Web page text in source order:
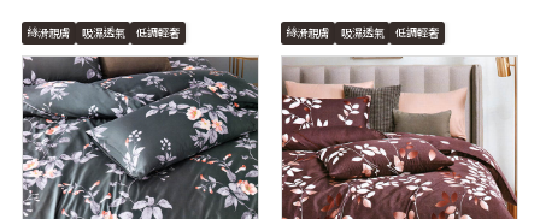
絲滑親膚 吸濕透氣 低調輕奢 絲滑親膚 吸濕透氣 低調輕奢